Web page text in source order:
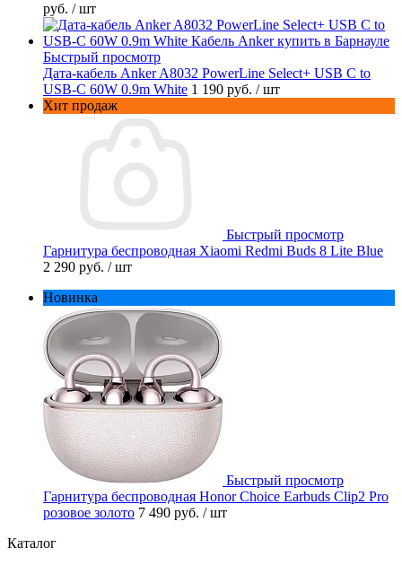
руб. / шт
Быстрый просмотр
Дата-кабель Anker A8032 PowerLine Select+ USB C to
USB-C 60W 0.9m White 1 190 руб. / шт
Хит продаж
Быстрый просмотр
Гарнитура беспроводная Xiaomi Redmi Buds 8 Lite Blue
2 290 руб. / шт
Новинка
Быстрый просмотр
Гарнитура беспроводная Honor Choice Earbuds Clip2 Pro
розовое золото 7 490 руб. / шт
Каталог